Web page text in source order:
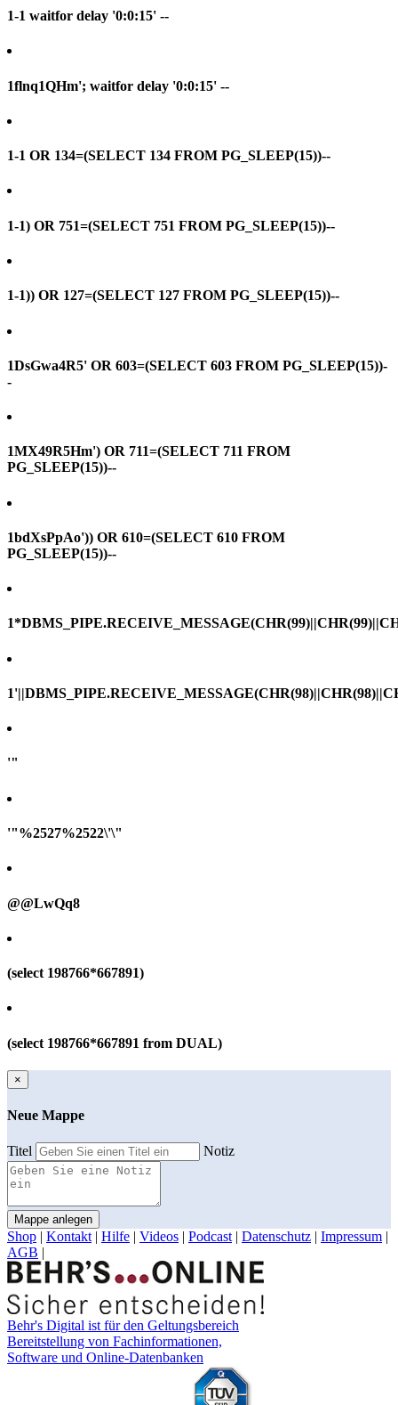
1-1 waitfor delay '0:0:15' --
1flnq1QHm'; waitfor delay '0:0:15' --
1-1 OR 134=(SELECT 134 FROM PG_SLEEP(15))--
1-1) OR 751=(SELECT 751 FROM PG_SLEEP(15))--
1-1)) OR 127=(SELECT 127 FROM PG_SLEEP(15))--
1DsGwa4R5' OR 603=(SELECT 603 FROM PG_SLEEP(15))-
-
1MX49R5Hm') OR 711=(SELECT 711 FROM
PG_SLEEP(15))--
1bdXsPpAo')) OR 610=(SELECT 610 FROM
PG_SLEEP(15))--
'"
'"%2527%2522\'\"
@@LwQq8
(select 198766*667891)
(select 198766*667891 from DUAL)
×
Neue Mappe
Titel Notiz
Mappe anlegen
Shop | Kontakt | Hilfe | Videos | Podcast | Datenschutz | Impressum |
AGB |
Behr's Digital ist für den Geltungsbereich
Bereitstellung von Fachinformationen,
Software und Online-Datenbanken